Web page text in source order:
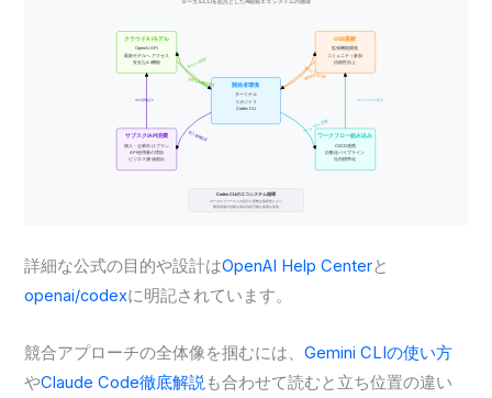
詳細な公式の目的や設計はOpenAI Help Centerと
openai/codexに明記されています。
競合アプローチの全体像を掴むには、Gemini CLIの使い方
やClaude Code徹底解説も合わせて読むと立ち位置の違い